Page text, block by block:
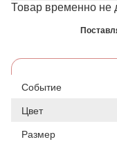
Товар временно не
Событие
Цвет
Размер